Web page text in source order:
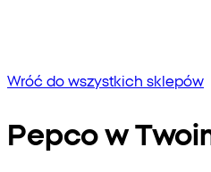
Wróć do wszystkich sklepów
Pepco w